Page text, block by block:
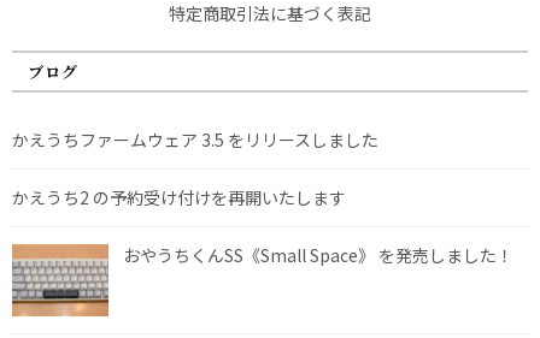
特定商取引法に基づく表記
ブログ
かえうちファームウェア 3.5 をリリースしました
かえうち2 の予約受け付けを再開いたします
おやうちくんSS《Small Space》 を発売しました！